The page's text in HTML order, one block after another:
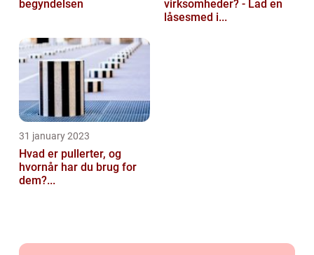
begyndelsen
virksomheder? - Lad en
låsesmed i...
31 january 2023
Hvad er pullerter, og
hvornår har du brug for
dem?...